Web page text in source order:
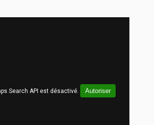
Search API est désactivé. Autoriser